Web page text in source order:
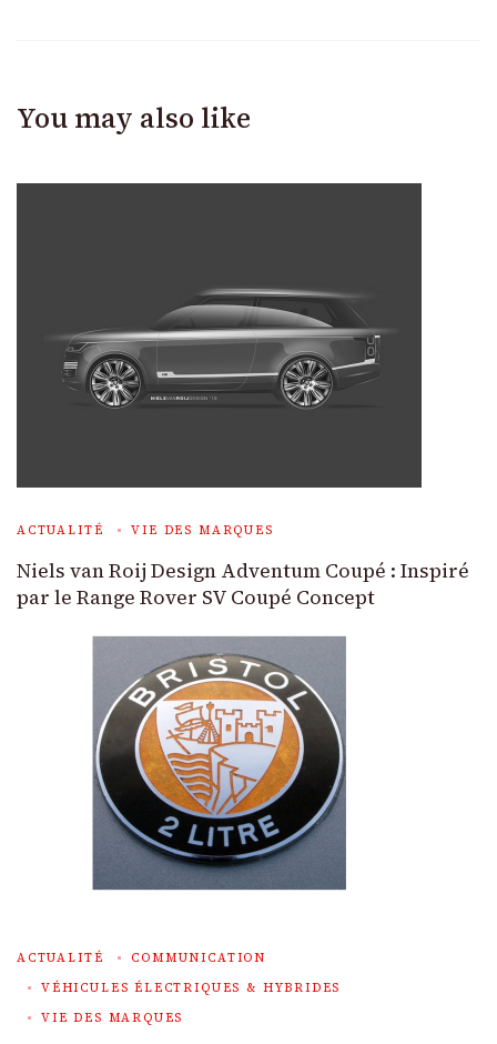
You may also like
ACTUALITÉ VIE DES MARQUES
Niels van Roij Design Adventum Coupé : Inspiré
par le Range Rover SV Coupé Concept
ACTUALITÉ
COMMUNICATION
VÉHICULES ÉLECTRIQUES & HYBRIDES
VIE DES MARQUES